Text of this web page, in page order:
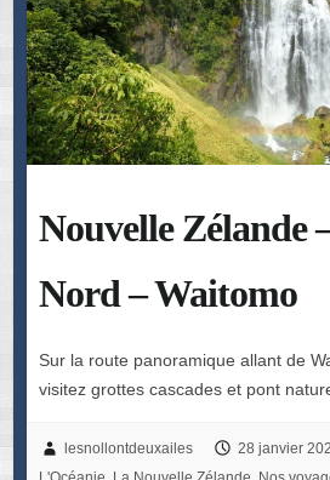
Nouvelle Zélande
Nord – Waitomo
Sur la route panoramique allant de
visitez grottes cascades et pont
lesnollontdeuxailes 28 janvier